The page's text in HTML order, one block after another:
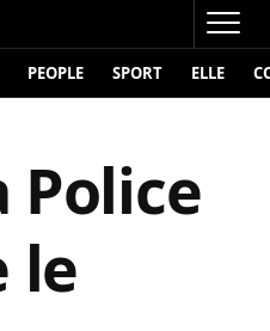
PEOPLE SPORT ELLE
Police
le